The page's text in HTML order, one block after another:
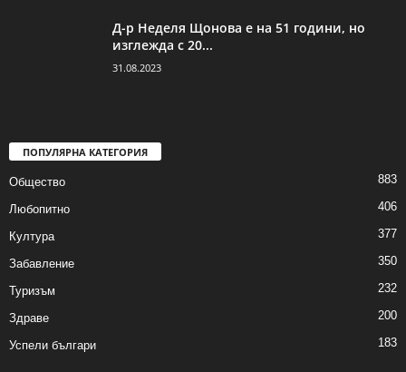
Д-р Неделя Щонова е на 51 години, но
изглежда с 20...
31.08.2023
ПОПУЛЯРНА КАТЕГОРИЯ
Общество 883
Любопитно 406
Култура 377
Забавление 350
Туризъм 232
Здраве 200
Успели българи 183